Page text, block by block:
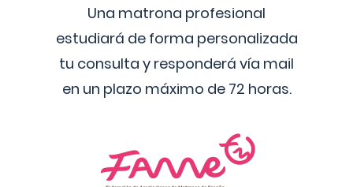
Una matrona profesional
estudiará de forma personalizada
tu consulta y responderá vía mail
en un plazo máximo de 72 horas.